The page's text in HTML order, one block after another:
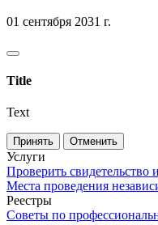
01 сентября 2031 г.
Title
Text
Принять Отменить
Услуги
Проверить свидетельство
Места проведения
Реестры
Советы по